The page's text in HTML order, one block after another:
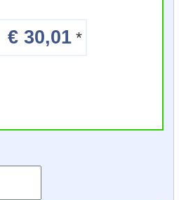
€ 30,01*